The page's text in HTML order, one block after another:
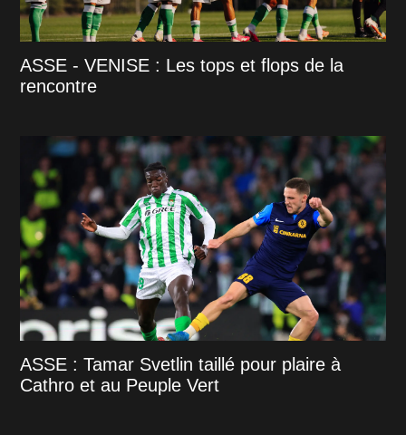
ASSE - VENISE : Les tops et flops de la
rencontre
ASSE : Tamar Svetlin taillé pour plaire à
Cathro et au Peuple Vert